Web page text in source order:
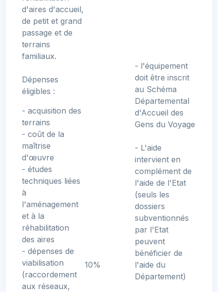
d'aires d'accueil,
de petit et grand
passage et de
terrains
familiaux.
Dépenses
éligibles :
- acquisition des
terrains
- coût de la
maîtrise
d'œuvre
- études
techniques liées
à
l'aménagement
et à la
réhabilitation
des aires
- dépenses de
viabilisation
(raccordement
aux réseaux,
10%
- l'équipement
doit être inscrit
au Schéma
Départemental
d'Accueil des
Gens du Voyage
- L'aide
intervient en
complément de
l'aide de l'Etat
(seuls les
dossiers
subventionnés
par l'Etat
peuvent
bénéficier de
l'aide du
Département)